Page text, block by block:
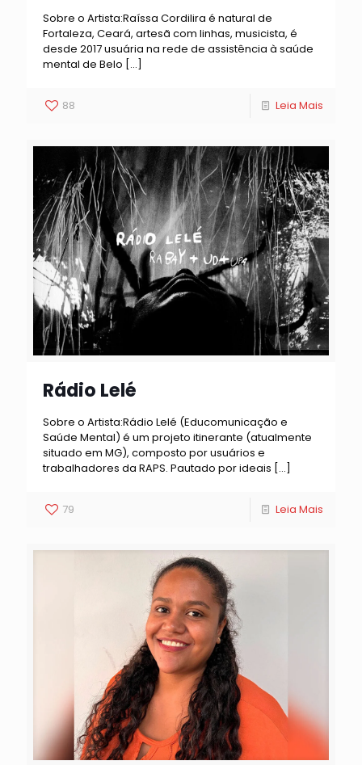
Sobre o Artista:Raíssa Cordilira é natural de
Fortaleza, Ceará, artesã com linhas, musicista, é
desde 2017 usuária na rede de assistência à saúde
mental de Belo […]
88 Leia Mais
Rádio Lelé
Sobre o Artista:Rádio Lelé (Educomunicação e
Saúde Mental) é um projeto itinerante (atualmente
situado em MG), composto por usuários e
trabalhadores da RAPS. Pautado por ideais […]
79 Leia Mais